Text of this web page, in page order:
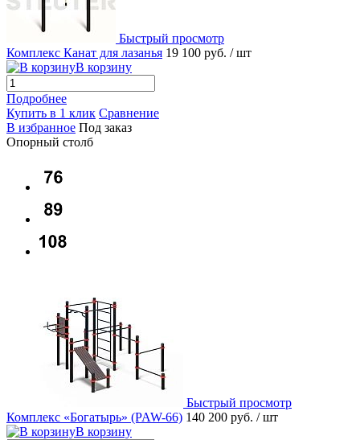
Быстрый просмотр
Комплекс Канат для лазанья 19 100 руб. / шт
В корзину
Подробнее
Купить в 1 клик Сравнение
В избранное Под заказ
Опорный столб
Быстрый просмотр
Комплекс «Богатырь» (PAW-66) 140 200 руб. / шт
В корзину